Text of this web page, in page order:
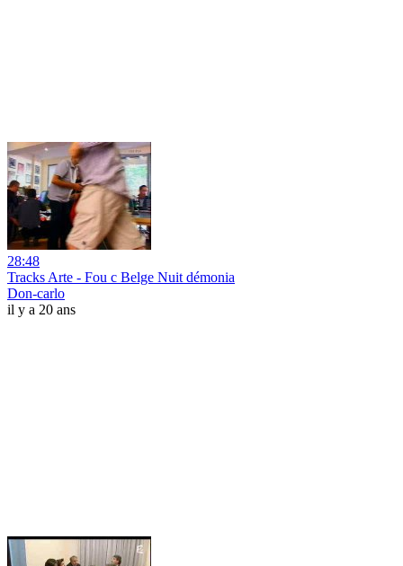
28:48
Tracks Arte - Fou c Belge Nuit démonia
Don-carlo
il y a 20 ans